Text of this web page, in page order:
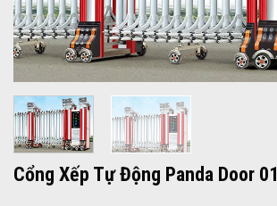
Cổng Xếp Tự Động Panda Door 01